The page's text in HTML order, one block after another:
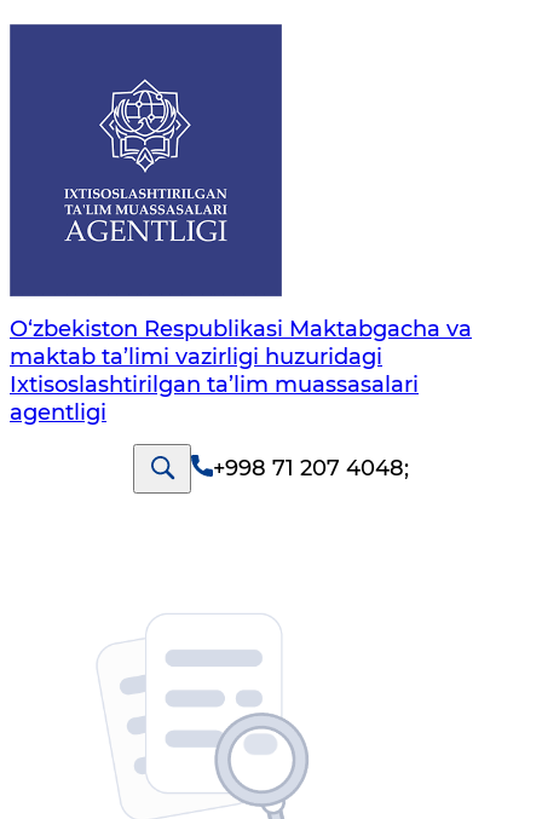
O‘zbekiston Respublikasi Maktabgacha va
maktab ta’limi vazirligi huzuridagi
Ixtisoslashtirilgan ta’lim muassasalari
agentligi
+998 71 207 4048;